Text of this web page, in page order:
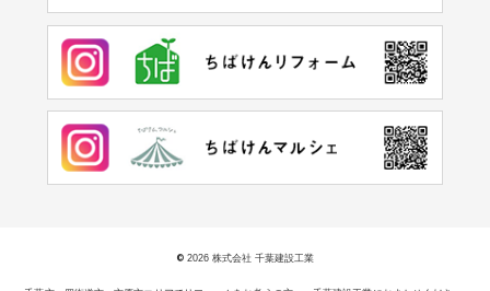
© 2026 株式会社 千葉建設工業